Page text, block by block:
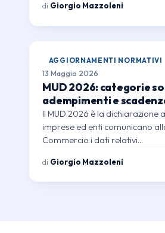
di Giorgio Mazzoleni
AGGIORNAMENTI NORMATIVI
13 Maggio 2026
MUD 2026: categorie
adempimenti e
Il MUD 2026 è la dichiarazione
imprese ed enti comunicano
Commercio i dati relativi…
di Giorgio Mazzoleni